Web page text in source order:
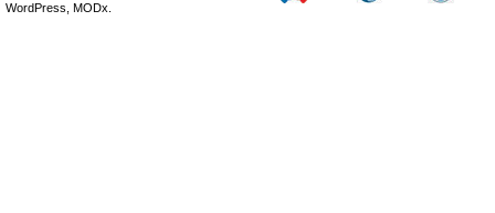
WordPress, MODx.